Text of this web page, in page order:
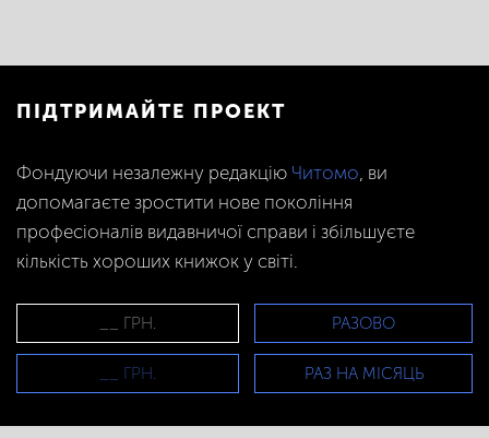
ПІДТРИМАЙТЕ ПРОЕКТ
Фондуючи незалежну редакцію Читомо, ви
допомагаєте зростити нове покоління
професіоналів видавничої справи і збільшуєте
кількість хороших книжок у світі.
РАЗОВО
РАЗ НА МІСЯЦЬ